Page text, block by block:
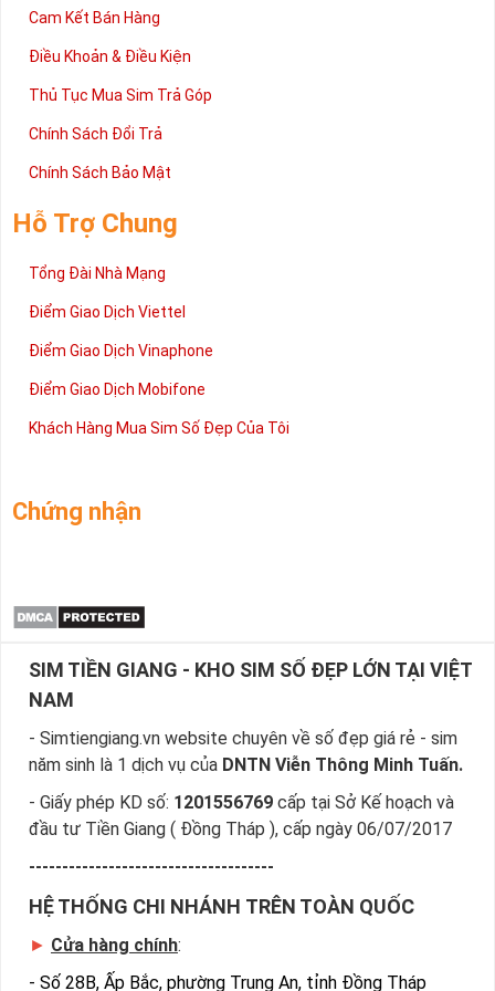
Cam Kết Bán Hàng
Điều Khoản & Điều Kiện
Thủ Tục Mua Sim Trả Góp
Chính Sách Đổi Trả
Chính Sách Bảo Mật
Hỗ Trợ Chung
Tổng Đài Nhà Mạng
Điểm Giao Dịch Viettel
Điểm Giao Dịch Vinaphone
Điểm Giao Dịch Mobifone
Khách Hàng Mua Sim Số Đẹp Của Tôi
Chứng nhận
SIM TIỀN GIANG - KHO SIM SỐ ĐẸP LỚN TẠI VIỆT
NAM
- Simtiengiang.vn website chuyên về số đẹp giá rẻ - sim
năm sinh là 1 dịch vụ của DNTN Viễn Thông Minh Tuấn.
- Giấy phép KD số: 1201556769 cấp tại Sở Kế hoạch và
đầu tư Tiền Giang ( Đồng Tháp ), cấp ngày 06/07/2017
-------------------------------------
HỆ THỐNG CHI NHÁNH TRÊN TOÀN QUỐC
► Cửa hàng chính:
- Số 28B, Ấp Bắc, phường Trung An, tỉnh Đồng Tháp